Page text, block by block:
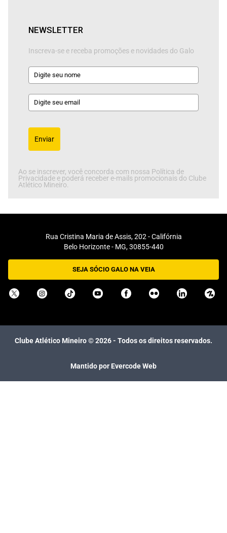
NEWSLETTER
Inscreva-se e receba promoções e novidades do Galo
Enviar
Ao se inscrever, você concorda com nossa Política de
Privacidade e poderá receber e-mails promocionais do Clube
Atlético Mineiro.
Rua Cristina Maria de Assis, 202 - Califórnia
Belo Horizonte - MG, 30855-440
SEJA SÓCIO GALO NA VEIA
Clube Atlético Mineiro ©2026- Todos os direitos reservados.
Mantido por Evercode Web